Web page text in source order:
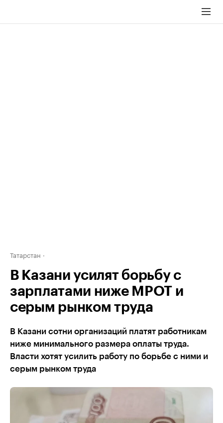
Татарстан
В Казани усилят борьбу с
зарплатами ниже МРОТ и
серым рынком труда
В Казани сотни организаций платят работникам
ниже минимального размера оплаты труда.
Власти хотят усилить работу по борьбе с ними и
серым рынком труда